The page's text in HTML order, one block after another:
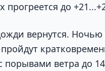
прогреется до
вернутся.
порывами ветра до